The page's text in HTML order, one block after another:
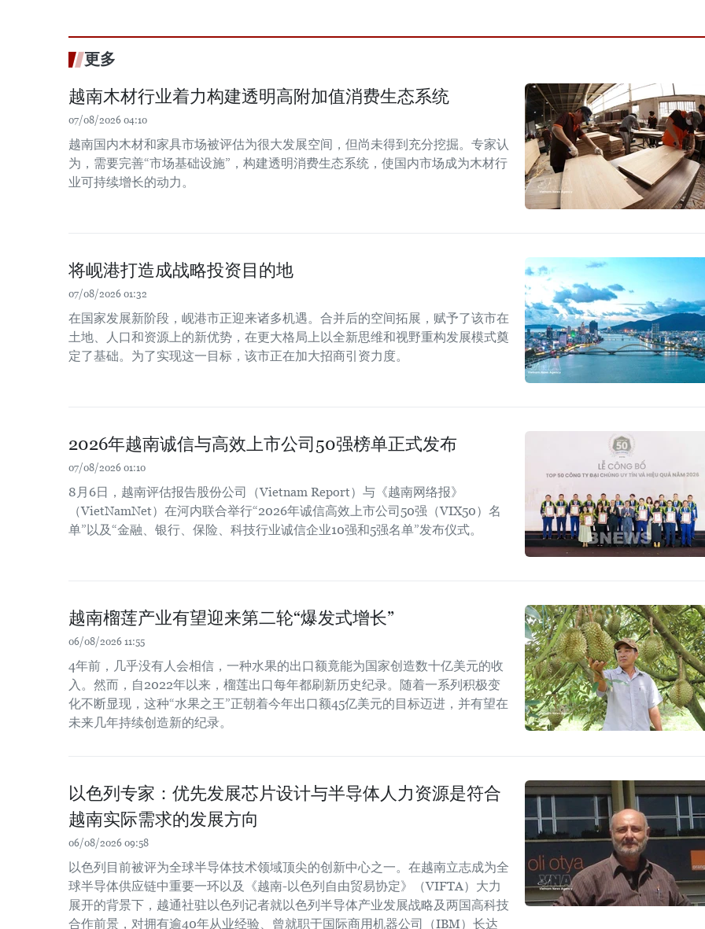
更多
越南木材行业着力构建透明高附加值消费生态系统
07/08/2026 04:10
越南国内木材和家具市场被评估为很大发展空间，但尚未得到充分挖掘。专家认
为，需要完善“市场基础设施”，构建透明消费生态系统，使国内市场成为木材行
业可持续增长的动力。
将岘港打造成战略投资目的地
07/08/2026 01:32
在国家发展新阶段，岘港市正迎来诸多机遇。合并后的空间拓展，赋予了该市在
土地、人口和资源上的新优势，在更大格局上以全新思维和视野重构发展模式奠
定了基础。为了实现这一目标，该市正在加大招商引资力度。
2026年越南诚信与高效上市公司50强榜单正式发布
07/08/2026 01:10
8月6日，越南评估报告股份公司（Vietnam Report）与《越南网络报》
（VietNamNet）在河内联合举行“2026年诚信高效上市公司50强（VIX50）名
单”以及“金融、银行、保险、科技行业诚信企业10强和5强名单”发布仪式。
越南榴莲产业有望迎来第二轮“爆发式增长”
06/08/2026 11:55
4年前，几乎没有人会相信，一种水果的出口额竟能为国家创造数十亿美元的收
入。然而，自2022年以来，榴莲出口每年都刷新历史纪录。随着一系列积极变
化不断显现，这种“水果之王”正朝着今年出口额45亿美元的目标迈进，并有望在
未来几年持续创造新的纪录。
以色列专家：优先发展芯片设计与半导体人力资源是符合
越南实际需求的发展方向
06/08/2026 09:58
以色列目前被评为全球半导体技术领域顶尖的创新中心之一。在越南立志成为全
球半导体供应链中重要一环以及《越南-以色列自由贸易协定》（VIFTA）大力
展开的背景下，越通社驻以色列记者就以色列半导体产业发展战略及两国高科技
合作前景，对拥有逾40年从业经验、曾就职于国际商用机器公司（IBM）长达